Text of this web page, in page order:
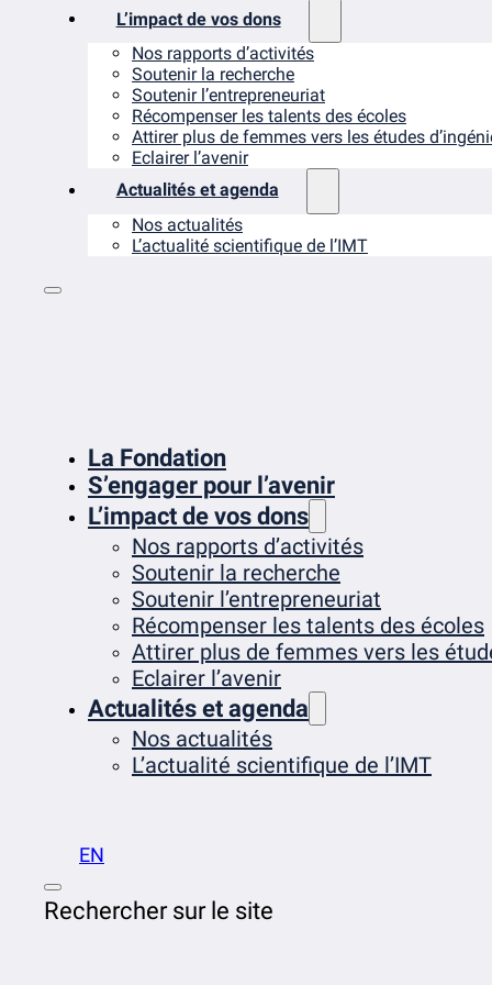
L’impact de vos dons
Nos rapports d’activités
Soutenir la recherche
Soutenir l’entrepreneuriat
Récompenser les talents des écoles
Attirer plus de femmes vers les études
Eclairer l’avenir
Actualités et agenda
Nos actualités
L’actualité scientifique de l’IMT
La Fondation
S’engager pour l’avenir
L’impact de vos dons
Nos rapports d’activités
Soutenir la recherche
Soutenir l’entrepreneuriat
Récompenser les talents des écoles
Attirer plus de femmes vers les
Eclairer l’avenir
Actualités et agenda
Nos actualités
L’actualité scientifique de l’IMT
EN
Rechercher sur le site